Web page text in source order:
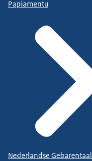
Papiamentu
Nederlandse Gebarentaal